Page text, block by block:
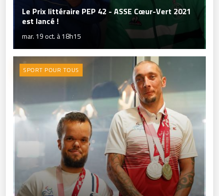
Le Prix littéraire PEP 42 - ASSE Cœur-Vert 2021
est lancé !
mar. 19 oct. à 18h15
SPORT POUR TOUS